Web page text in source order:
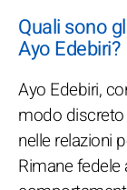
Quali sono
Ayo Edebiri?
Ayo Edebiri,
modo
nelle relazioni
Rimane